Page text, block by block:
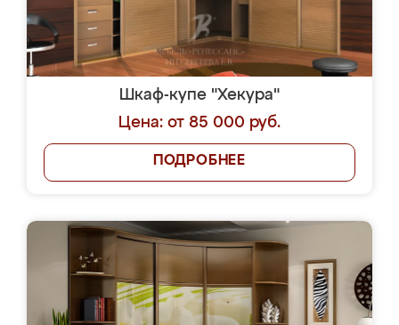
Шкаф-купе "Хекура"
Цена: от 85 000 руб.
ПОДРОБНЕЕ